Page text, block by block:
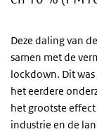
Deze daling van
samen met de
lockdown. Dit
het eerdere
het grootste
industrie en de